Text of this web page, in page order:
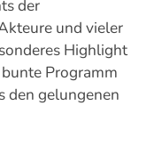
der
und vieler
Highlight
Programm
den gelungenen